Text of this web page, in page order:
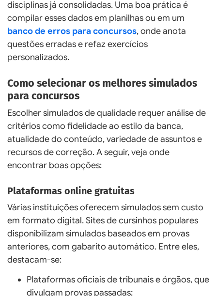
disciplinas já consolidadas. Uma boa prática é
compilar esses dados em planilhas ou em um
banco de erros para concursos, onde anota
questões erradas e refaz exercícios
personalizados.
Como selecionar os melhores simulados
para concursos
Escolher simulados de qualidade requer análise de
critérios como fidelidade ao estilo da banca,
atualidade do conteúdo, variedade de assuntos e
recursos de correção. A seguir, veja onde
encontrar boas opções:
Plataformas online gratuitas
Várias instituições oferecem simulados sem custo
em formato digital. Sites de cursinhos populares
disponibilizam simulados baseados em provas
anteriores, com gabarito automático. Entre eles,
destacam-se:
Plataformas oficiais de tribunais e órgãos, que
divulgam provas passadas;